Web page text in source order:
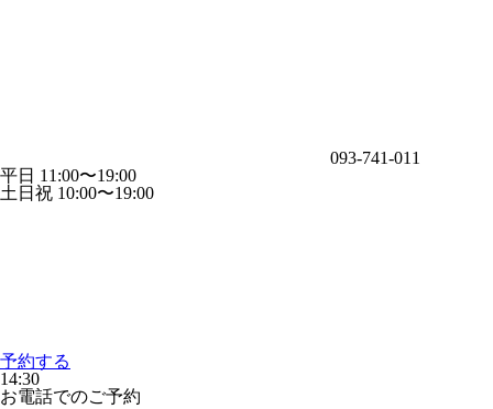
093-741-011
平日 11:00〜19:00
土日祝 10:00〜19:00
予約する
14:30
お電話でのご予約